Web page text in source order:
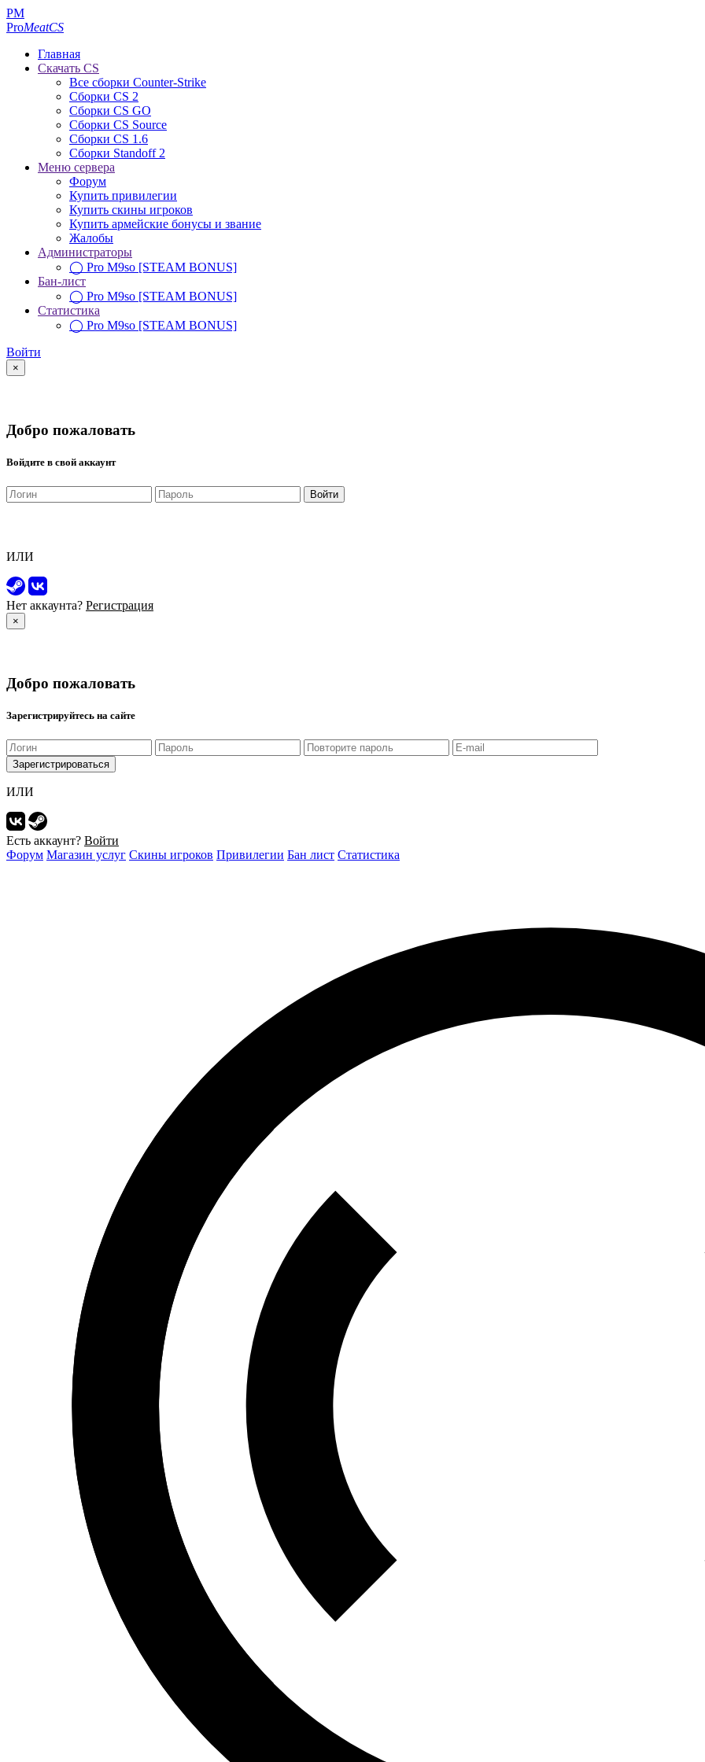
PM
ProMeatCS
Главная
Скачать CS
Все сборки Counter-Strike
Сборки CS 2
Сборки CS GO
Сборки CS Source
Сборки CS 1.6
Сборки Standoff 2
Меню сервера
Форум
Купить привилегии
Купить скины игроков
Купить армейские бонусы и звание
Жалобы
Администраторы
◯ Pro M9so [STEAM BONUS]
Бан-лист
◯ Pro M9so [STEAM BONUS]
Статистика
◯ Pro M9so [STEAM BONUS]
Войти
×
Добро пожаловать
Войдите в свой аккаунт
Войти
ИЛИ
Нет аккаунта? Регистрация
×
Добро пожаловать
Зарегистрируйтесь на сайте
Зарегистрироваться
ИЛИ
Есть аккаунт? Войти
Форум Магазин услуг Скины игроков Привилегии Бан лист Статистика